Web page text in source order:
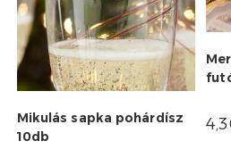
Mikulás sapka pohárdísz
10db